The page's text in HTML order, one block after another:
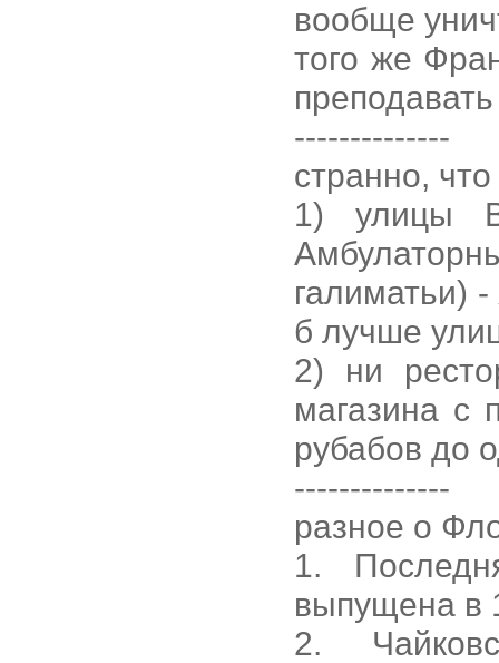
вообще
того же
--------------
странно,
1) улицы
галиматьи)
б лучше
2) ни
магазина с
рубабов до
--------------
разное о
1.
выпущена в
2.